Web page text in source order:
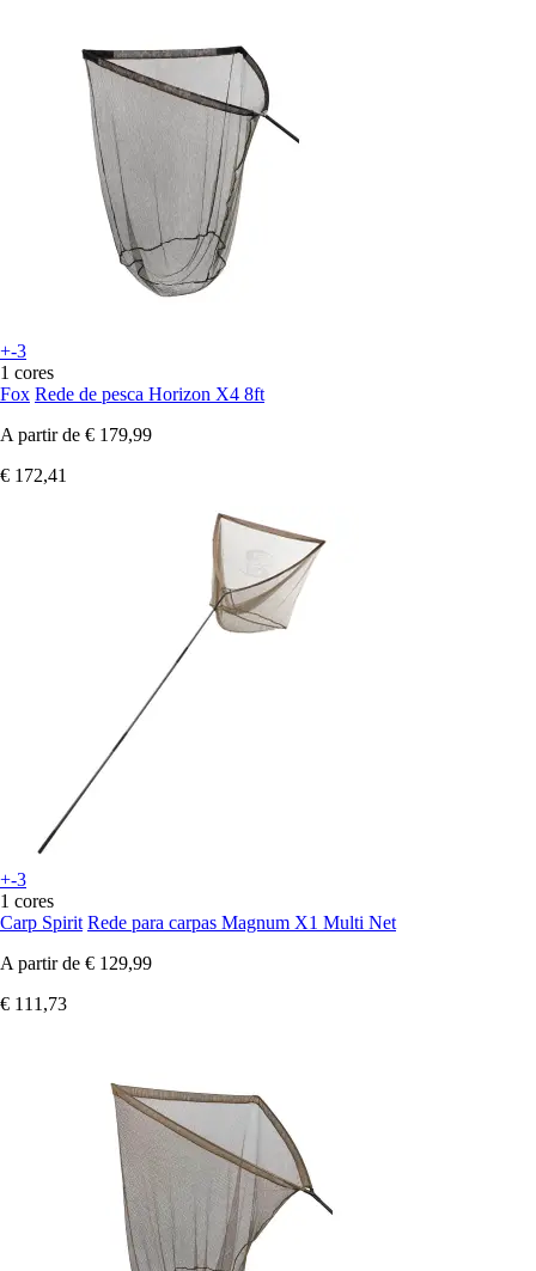
+-3
1 cores
Fox Rede de pesca Horizon X4 8ft
A partir de € 179,99
€ 172,41
+-3
1 cores
Carp Spirit Rede para carpas Magnum X1 Multi Net
A partir de € 129,99
€ 111,73